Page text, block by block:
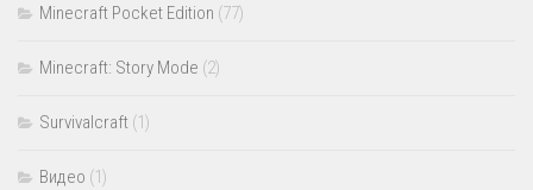
Minecraft Pocket Edition (77)
Minecraft: Story Mode (2)
Survivalcraft (1)
Видео (1)